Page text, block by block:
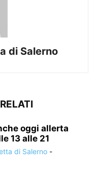
di Salerno
oggi allerta
13 alle 21
di Salerno -